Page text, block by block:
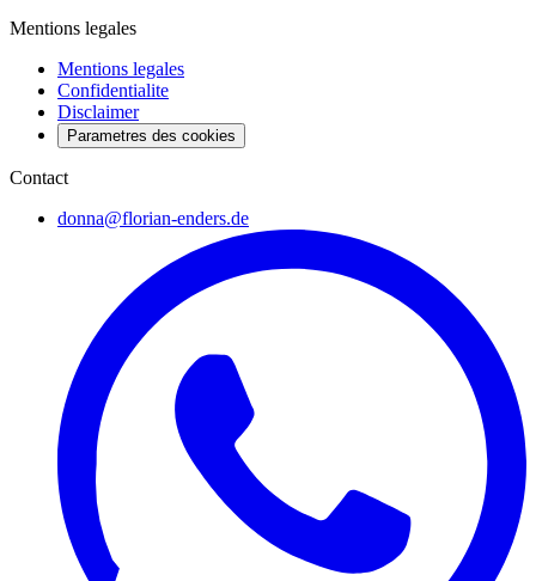
Mentions legales
Mentions legales
Confidentialite
Disclaimer
Parametres des cookies
Contact
donna@florian-enders.de